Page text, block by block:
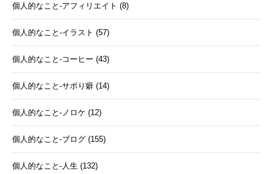
個人的なこと-アフィリエイト (8)
個人的なこと-イラスト (57)
個人的なこと-コーヒー (43)
個人的なこと-サボり癖 (14)
個人的なこと-ノロケ (12)
個人的なこと-ブログ (155)
個人的なこと-人生 (132)